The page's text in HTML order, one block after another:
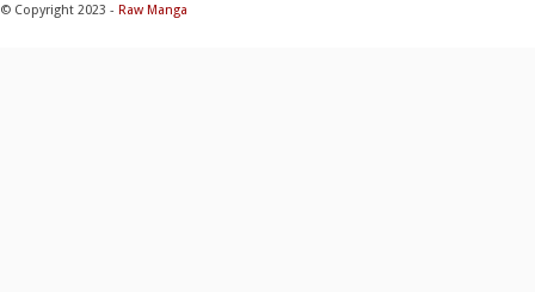
© Copyright 2023 - Raw Manga